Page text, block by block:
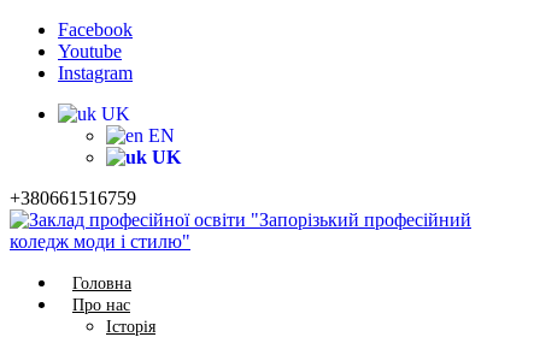
Facebook
Youtube
Instagram
UK
EN
UK
+380661516759
Головна
Про нас
Історія